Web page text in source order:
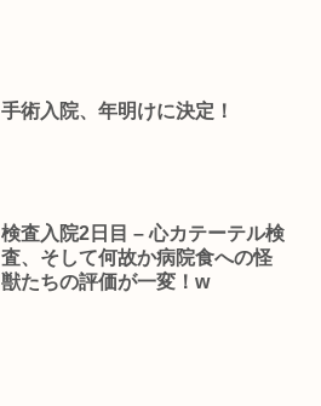
手術入院、年明けに決定！
検査入院2日目 – 心カテーテル検
査、そして何故か病院食への怪
獣たちの評価が一変！w